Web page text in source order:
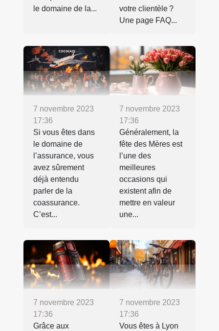
le domaine de la...
votre clientèle ?
Une page FAQ...
7 novembre 2023
17:36
Si vous êtes dans
le domaine de
l’assurance, vous
avez sûrement
déjà entendu
parler de la
coassurance.
C’est...
7 novembre 2023
17:36
Généralement, la
fête des Mères est
l’une des
meilleures
occasions qui
existent afin de
mettre en valeur
une...
7 novembre 2023
17:36
Grâce aux
7 novembre 2023
17:36
Vous êtes à Lyon